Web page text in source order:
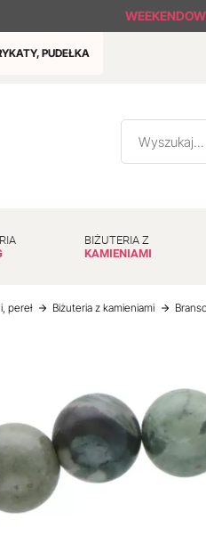
PUDEŁKA
BIŻUTERIA Z
KAMIENIAMI
pereł Biżuteria z kamieniami